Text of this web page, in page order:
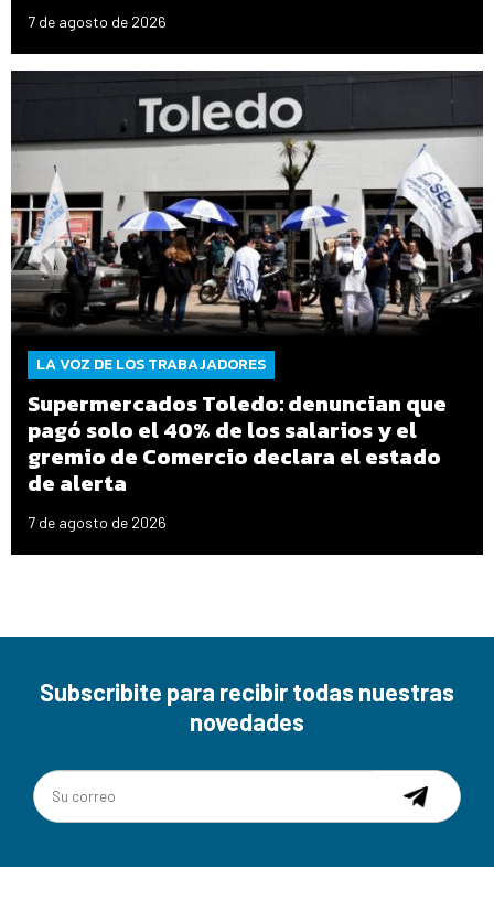
7 de agosto de 2026
LA VOZ DE LOS TRABAJADORES
Supermercados Toledo: denuncian que
pagó solo el 40% de los salarios y el
gremio de Comercio declara el estado
de alerta
7 de agosto de 2026
Subscribite para recibir todas nuestras
novedades